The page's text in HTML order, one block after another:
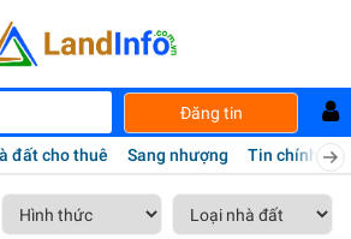
Đăng tin
đất cho thuê Sang nhượng Tin chính chủ